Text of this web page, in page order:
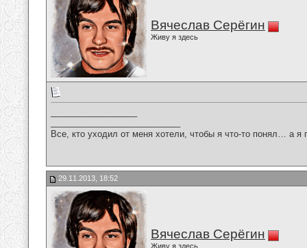
Вячеслав Серёгин
Живу я здесь
Все, кто уходил от меня хотели, чтобы я что-то понял… а
29.11.2013, 18:52
Вячеслав Серёгин
Живу я здесь